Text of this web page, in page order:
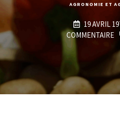
AGRONOMIE ET
19 AVRIL
COMMENTAIRE